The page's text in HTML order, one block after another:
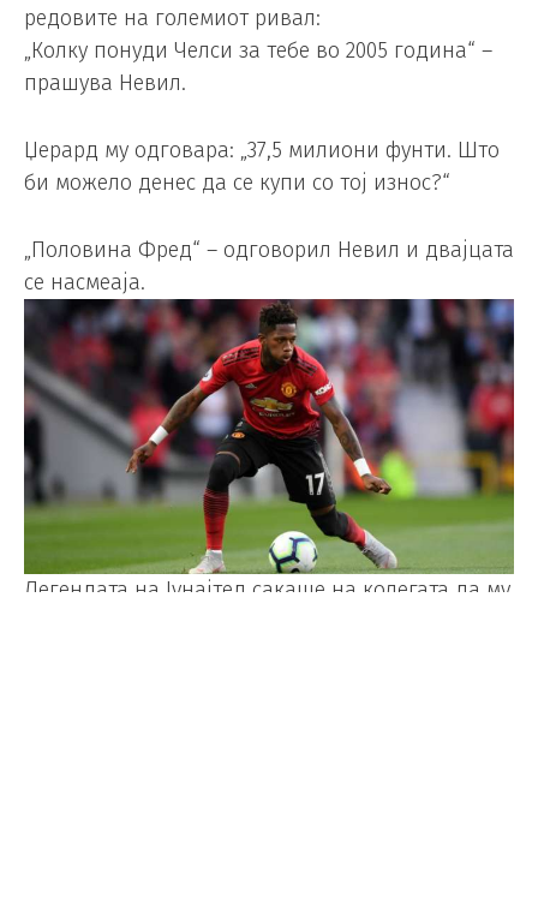
редовите на големиот ривал:
„Колку понуди Челси за тебе во 2005 година“ –
прашува Невил.
Џерард му одговара: „37,5 милиони фунти. Што
би можело денес да се купи со тој износ?“
„Половина Фред“ – одговорил Невил и двајцата
се насмеаја.
Легендата на Јунајтед сакаше на колегата да му